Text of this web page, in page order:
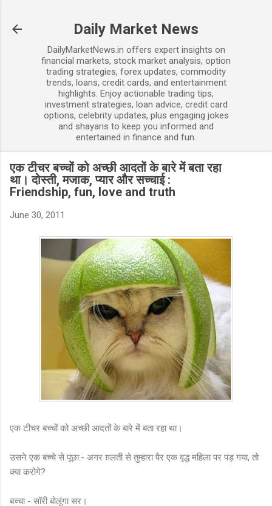
Daily Market News
DailyMarketNews.in offers expert insights on
financial markets, stock market analysis, option
trading strategies, forex updates, commodity
trends, loans, credit cards, and entertainment
highlights. Enjoy actionable trading tips,
investment strategies, loan advice, credit card
options, celebrity updates, plus engaging jokes
and shayaris to keep you informed and
entertained in finance and fun.
एक टीचर बच्चों को अच्छी आदतों के बारे में बता रहा
था। दोस्ती, मजाक, प्यार और सच्चाई :
Friendship, fun, love and truth
June 30, 2011
एक टीचर बच्चों को अच्छी आदतों के बारे में बता रहा था।
उसने एक बच्चे से पूछा:- अगर ग़लती से तुम्हारा पैर एक वृद्ध महिला पर पड़ गया, तो
क्या करोगे?
बच्चा - सॉरी बोलूंगा सर।